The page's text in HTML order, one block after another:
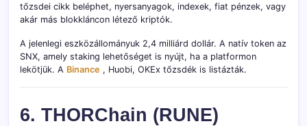
tőzsdei cikk beléphet, nyersanyagok, indexek, fiat pénzek, vagy
akár más blokkláncon létező kriptók.
A jelenlegi eszközállományuk 2,4 milliárd dollár. A natív token az
SNX, amely staking lehetőséget is nyújt, ha a platformon
lekötjük. A Binance , Huobi, OKEx tőzsdék is listázták.
6. THORChain (RUNE)